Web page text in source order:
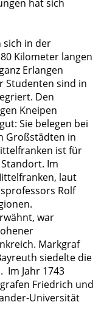
hat sich
sich in der
Kilometer langen
Erlangen
Studenten sind in
Den
Kneipen
Sie belegen bei
Großstädten in
ist für
Im
laut
Rolf
war
Markgraf
siedelte die
Im Jahr 1743
Friedrich und
Universität